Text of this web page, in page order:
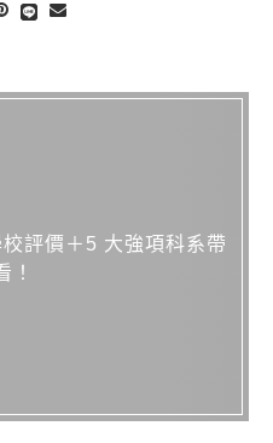
評價＋5 大強項科系帶
！